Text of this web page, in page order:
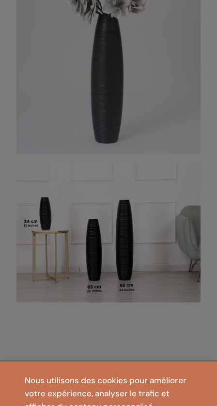
Nous utilisons des cookies pour améliorer
votre expérience, analyser le trafic et
ENTREPRISE
Contact